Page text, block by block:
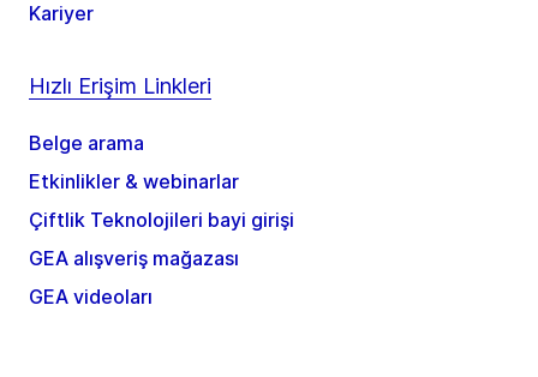
Kariyer
Hızlı Erişim Linkleri
Belge arama
Etkinlikler & webinarlar
Çiftlik Teknolojileri bayi girişi
GEA alışveriş mağazası
GEA videoları